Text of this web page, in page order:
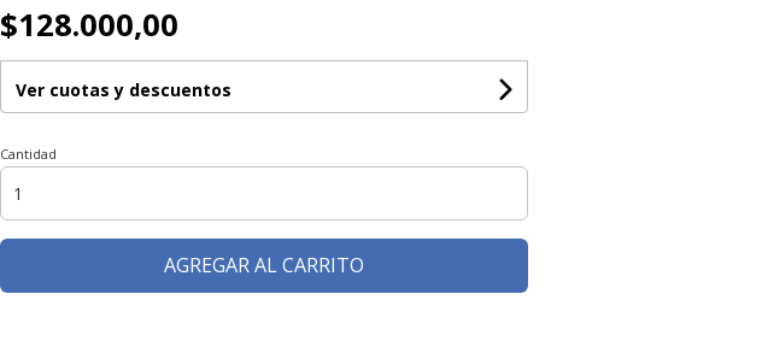
$128.000,00
Ver cuotas y descuentos
Cantidad
AGREGAR AL CARRITO